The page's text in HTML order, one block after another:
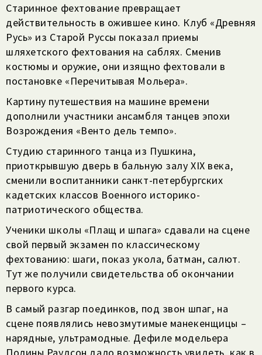
Старинное фехтование превращает
действительность в ожившее кино. Клуб «Древняя
Русь» из Старой Руссы показал приемы
шляхетского фехтования на саблях. Сменив
костюмы и оружие, они изящно фехтовали в
постановке «Перечитывая Мольера».
Картину путешествия на машине времени
дополнили участники ансамбля танцев эпохи
Возрождения «Венто дель темпо».
Студию старинного танца из Пушкина,
приоткрывшую дверь в бальную залу XIX века,
сменили воспитанники санкт-петербургских
кадетских классов Военного историко-
патриотического общества.
Ученики школы «Плащ и шпага» сдавали на сцене
свой первый экзамен по классическому
фехтованию: шаги, показ укола, батман, салют.
Тут же получили свидетельства об окончании
первого курса.
В самый разгар поединков, под звон шпаг, на
сцене появлялись невозмутимые манекенщицы –
нарядные, ультрамодные. Дефиле модельера
Полины Раудсон дало возможность увидеть, как в